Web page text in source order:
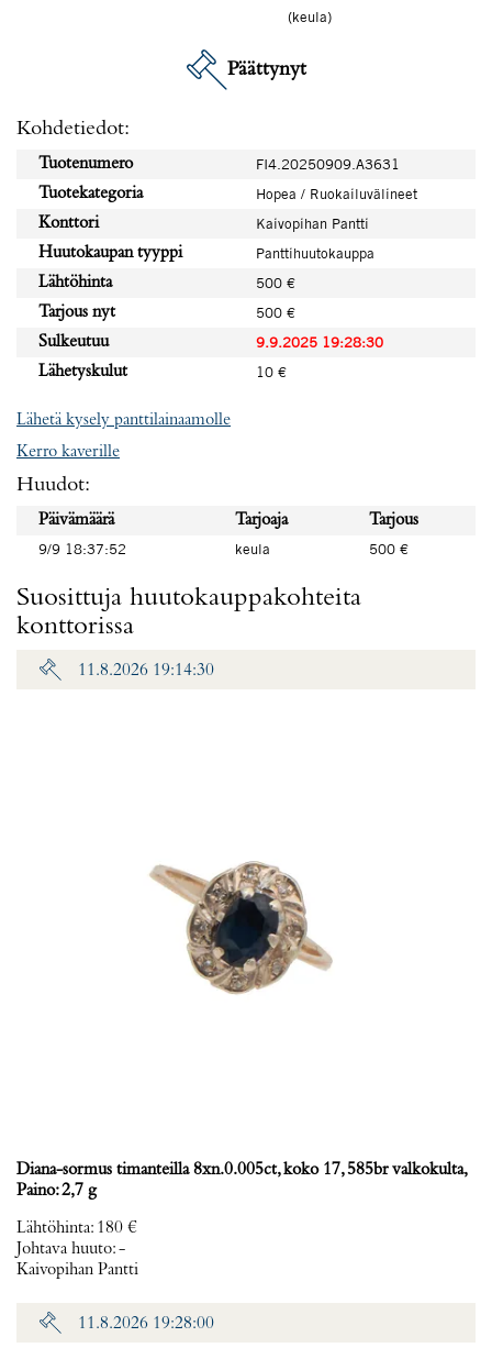
(keula)
Päättynyt
Kohdetiedot:
Tuotenumero
FI4.20250909.A3631
Tuotekategoria
Hopea / Ruokailuvälineet
Konttori
Kaivopihan Pantti
Huutokaupan tyyppi
Panttihuutokauppa
Lähtöhinta
500 €
Tarjous nyt
500 €
Sulkeutuu
9.9.2025 19:28:30
Lähetyskulut
10 €
Lähetä kysely panttilainaamolle
Kerro kaverille
Huudot:
Päivämäärä Tarjoaja
Tarjous
9/9 18:37:52
keula 500 €
Suosittuja huutokauppakohteita
konttorissa
11.8.2026 19:14:30
Diana-sormus timanteilla 8xn.0.005ct, koko 17, 585br valkokulta,
Paino: 2,7 g
Lähtöhinta: 180 €
Johtava huuto:-
Kaivopihan Pantti
11.8.2026 19:28:00